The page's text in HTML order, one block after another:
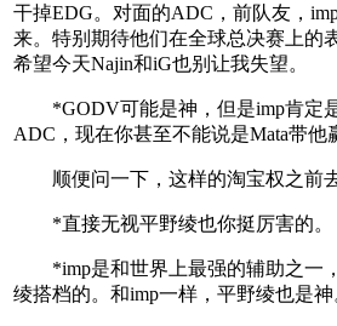
干掉EDG。对面的ADC，前队友，
来。特别期待他们在全球总决赛上的
希望今天Najin和iG也别让我失望。
*GODV可能是神，但是imp肯定
ADC，现在你甚至不能说是Mata带他
顺便问一下，这样的淘宝权之前
*直接无视平野绫也你挺厉害的。
*imp是和世界上最强的辅助之一
绫搭档的。和imp一样，平野绫也是神